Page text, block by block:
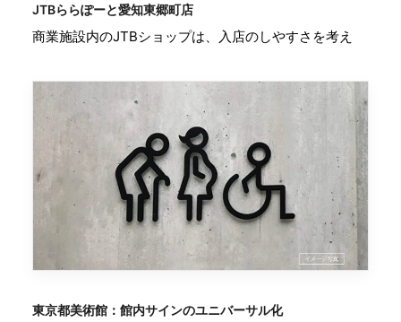
JTBららぽーと愛知東郷町店
商業施設内のJTBショップは、入店のしやすさを考え
東京都美術館：館内サインのユニバーサル化